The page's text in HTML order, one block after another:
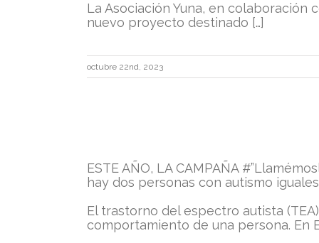
NACE
UN
EN
LEGANÉS
La Asociación Yuna, en colaboración
nuevo proyecto destinado […]
octubre 22nd, 2023
ESTE AÑO, LA CAMPAÑA
hay dos personas con autismo
El trastorno del espectro autista
comportamiento de una persona. En